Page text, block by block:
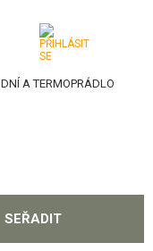
A TERMOPRÁDLO
SEŘADIT